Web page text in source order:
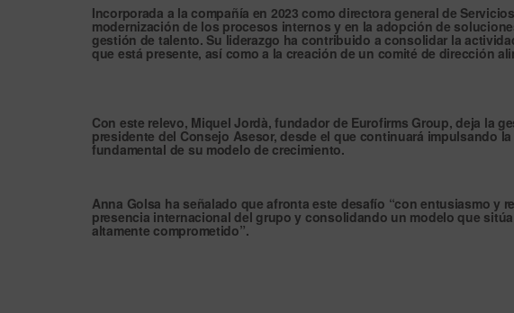
Incorporada a la compañía en 2023 como directora general de
modernización de los procesos internos y en la adopción de
gestión de talento. Su liderazgo ha contribuido a consolidar la
que está presente, así como a la creación de un comité de dirección
Con este relevo, Miquel Jordà, fundador de Eurofirms Group, deja la
presidente del Consejo Asesor, desde el que continuará impulsando
fundamental de su modelo de crecimiento.
Anna Golsa ha señalado que afronta este desafío “con entusiasmo
presencia internacional del grupo y consolidando un modelo que
altamente comprometido”.